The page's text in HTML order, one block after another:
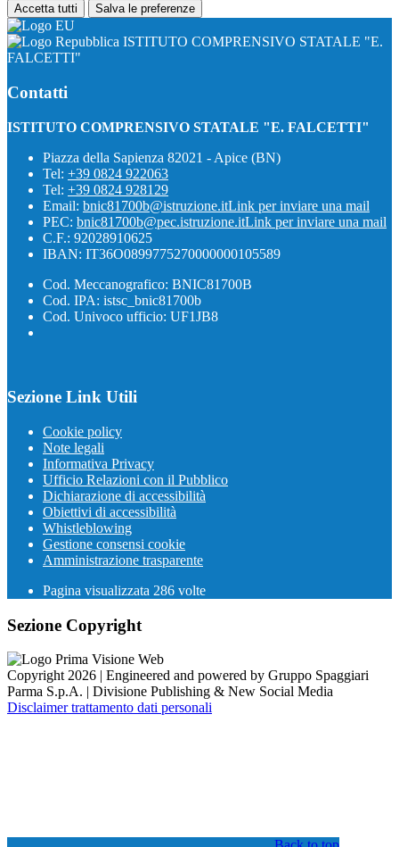
Accetta tutti Salva le preferenze
ISTITUTO COMPRENSIVO STATALE "E.
FALCETTI"
Contatti
ISTITUTO COMPRENSIVO STATALE "E. FALCETTI"
Piazza della Sapienza 82021 - Apice (BN)
Tel: +39 0824 922063
Tel: +39 0824 928129
Email: bnic81700b@istruzione.itLink per inviare una mail
PEC: bnic81700b@pec.istruzione.itLink per inviare una mail
C.F.: 92028910625
IBAN: IT36O0899775270000000105589
Cod. Meccanografico: BNIC81700B
Cod. IPA: istsc_bnic81700b
Cod. Univoco ufficio: UF1JB8
Sezione Link Utili
Cookie policy
Note legali
Informativa Privacy
Ufficio Relazioni con il Pubblico
Dichiarazione di accessibilità
Obiettivi di accessibilità
Whistleblowing
Gestione consensi cookie
Amministrazione trasparente
Pagina visualizzata 286 volte
Sezione Copyright
Copyright 2026 | Engineered and powered by Gruppo Spaggiari
Parma S.p.A. | Divisione Publishing & New Social Media
Disclaimer trattamento dati personali